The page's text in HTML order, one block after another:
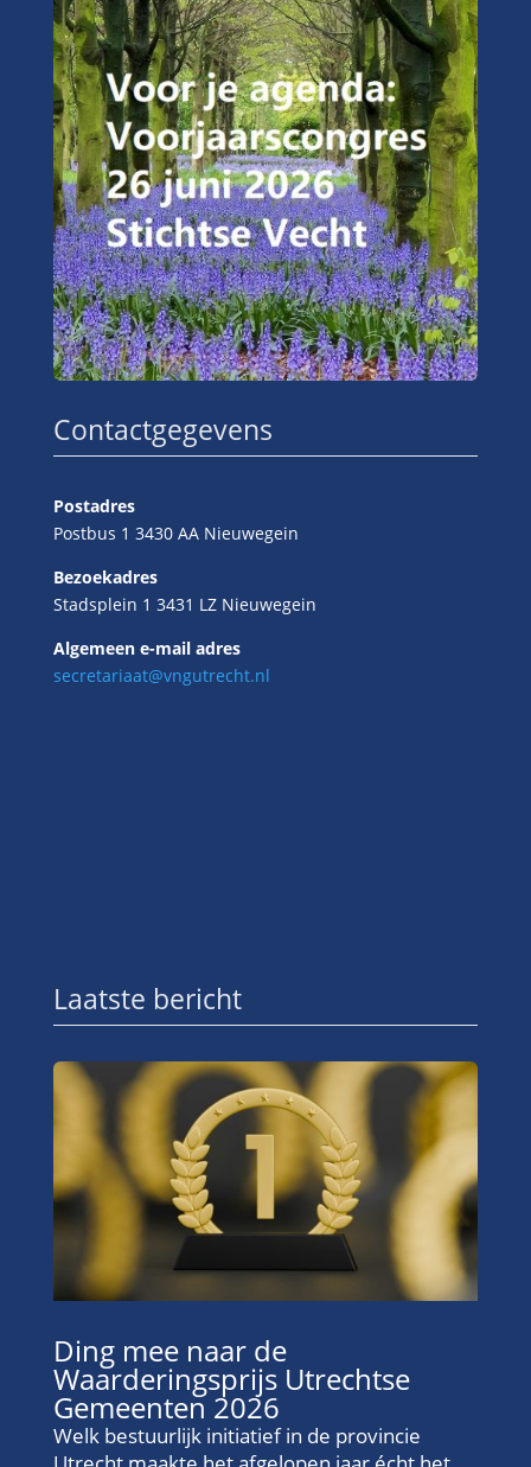
Contactgegevens
Postadres
Postbus 1 3430 AA Nieuwegein
Bezoekadres
Stadsplein 1 3431 LZ Nieuwegein
Algemeen e-mail adres
secretariaat@vngutrecht.nl
Laatste bericht
Ding mee naar de
Waarderingsprijs Utrechtse
Gemeenten 2026
Welk bestuurlijk initiatief in de provincie